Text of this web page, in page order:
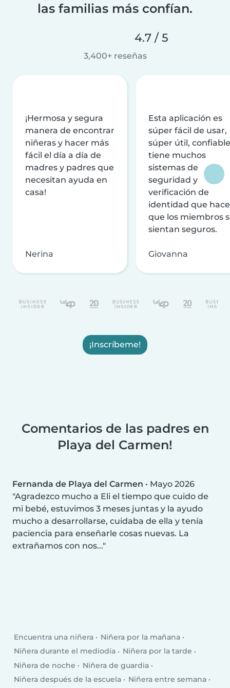
las familias más confían.
4.7 / 5
3,400+ reseñas
¡Hermosa y segura
manera de encontrar
niñeras y hacer más
fácil el día a día de
madres y padres que
necesitan ayuda en
casa!
Nerina
Esta aplicación es
súper fácil de usar,
súper útil,
tiene muchos
sistemas de
seguridad y
verificación de
identidad que
que los miembros
sientan seguros.
Giovanna
¡Inscríbeme!
Comentarios de las padres en
Playa del Carmen!
Fernanda de Playa del Carmen • Mayo 2026
Agradezco mucho a Eli el tiempo que cuido de
mi bebé, estuvimos 3 meses juntas y la ayudo
mucho a desarrollarse, cuidaba de ella y tenía
paciencia para enseñarle cosas nuevas. La
extrañamos con nos...
Encuentra una niñera
Niñera por la mañana
Niñera durante el mediodía
Niñera por la tarde
Niñera de noche
Niñera de guardia
Niñera después de la escuela
Niñera entre semana